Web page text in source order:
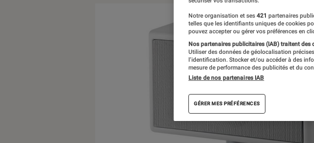
Notre organisation et ses 421 partenaires
telles que les identifiants uniques de cookies
pouvez accepter ou gérer vos préférences en
Nos partenaires publicitaires (IAB) traitent des
Utiliser des données de géolocalisation
l’identification. Stocker et/ou accéder à des
mesure de performance des publicités et du
Liste de nos partenaires IAB
GÉRER MES PRÉFÉRENCES